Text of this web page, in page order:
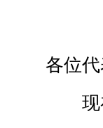
各位代